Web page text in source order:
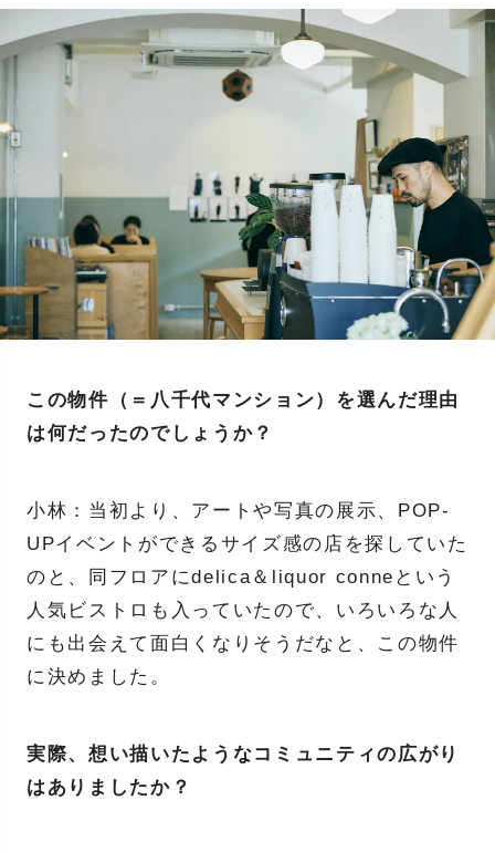
この物件（＝八千代マンション）を選んだ理由
は何だったのでしょうか？
小林：当初より、アートや写真の展示、POP-
UPイベントができるサイズ感の店を探していた
のと、同フロアにdelica＆liquor conneという
人気ビストロも入っていたので、いろいろな人
にも出会えて面白くなりそうだなと、この物件
に決めました。
実際、想い描いたようなコミュニティの広がり
はありましたか？